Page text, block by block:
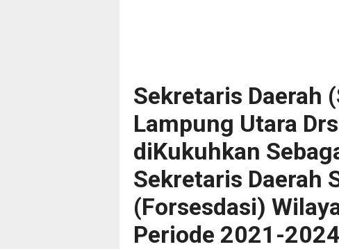
Sekretaris Daerah
Lampung Utara
diKukuhkan
Sekretaris Daerah
(Forsesdasi)
Periode 2021-2024